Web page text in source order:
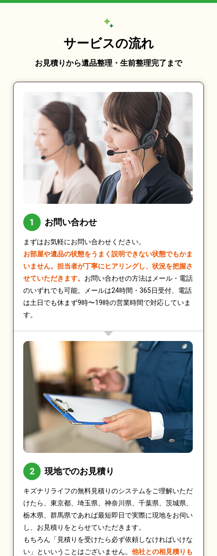
サービスの流れ
お見積りから遺品整理・生前整理完了まで
お問い合わせ
まずはお気軽にお問い合わせください。
お部屋や遺品の状態をうまく説明できない状態でもかま
いません。担当者が丁寧にヒアリングし、状況を把握さ
せていただきます。 お問い合わせの方法はメール・電話
のいずれでも可能。メールは24時間・365日受付、電話
は土日でも休まず9時〜19時の営業時間で対応していま
す。
現地でのお見積り
キズナリライフの無料見積りのシステムをご理解いただ
けたら、東京都、埼玉県、神奈川県、千葉県、茨城県、
栃木県、群馬県であれば最短即日で実際に現地をお伺い
し、お見積りをとらせていただきます。
もちろん「見積りを受けたら必ず依頼しなければいけな
い」といいうことはございません。 他社との相見積りも